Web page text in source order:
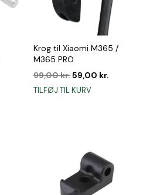
Krog til Xiaomi M365 /
M365 PRO
99,00kr.Den
oprindelige
59,00 kr.Den
TILFØJ TIL KURV